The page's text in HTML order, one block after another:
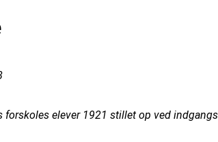
forskoles elever 1921 stillet op ved